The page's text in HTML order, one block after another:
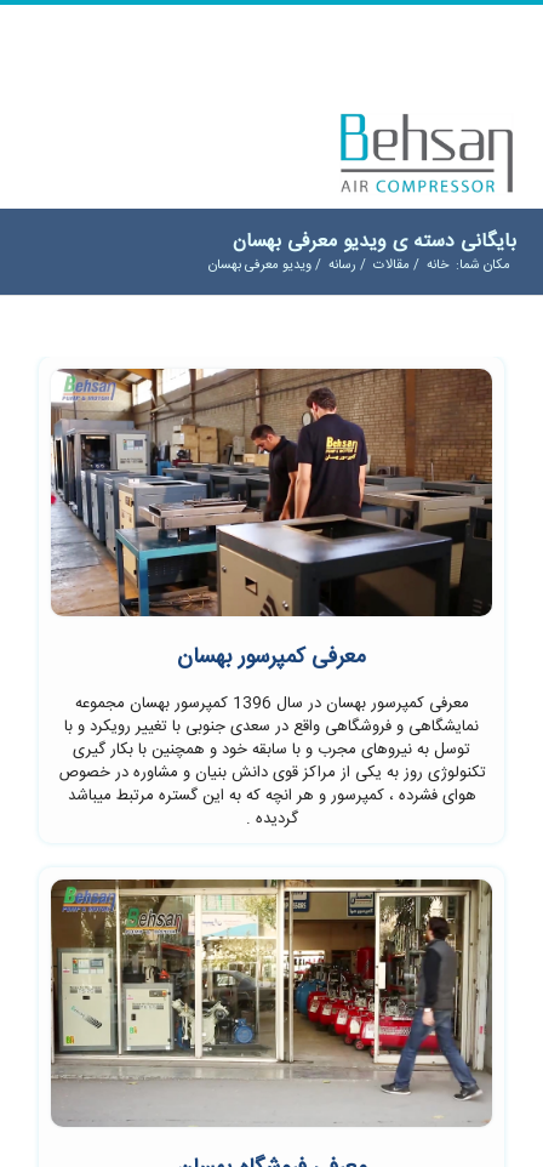
بایگانی دسته ی ویدیو معرفی بهسان
مکان شما: خانه / مقالات / رسانه /ویدیو معرفی بهسان
معرفی کمپرسور بهسان
معرفی کمپرسور بهسان در سال 1396 کمپرسور بهسان مجموعه
نمایشگاهی و فروشگاهی واقع در سعدی جنوبی با تغییر رویکرد و با
توسل به نیروهای مجرب و با سابقه خود و همچنین با بکار گیری
تکنولوژی روز به یکی از مراکز قوی دانش بنیان و مشاوره در خصوص
هوای فشرده ، کمپرسور و هر انچه که به این گستره مرتبط میباشد
گردیده .